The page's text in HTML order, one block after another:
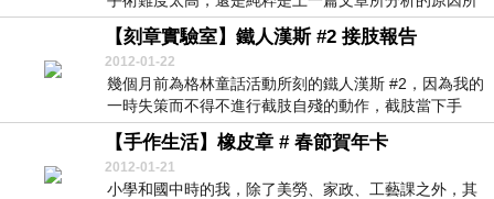
導致...
【刻章實驗室】鐵人漢斯 #2 接肢報告
2012-01-22
幾個月前為格林童話活動所刻的鐵人漢斯 #2，因為我的
一時失策而不得不進行截肢自殘的動作，截肢當下手
法...
【手作生活】橡皮章 # 春節賀年卡
2012-01-21
小學和國中時的我，除了美勞、家政、工藝課之外，其